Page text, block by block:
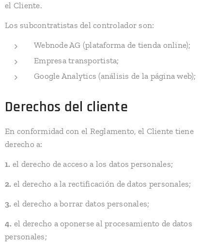
el Cliente.
Los subcontratistas del controlador son:
Webnode AG (plataforma de tienda online);
Empresa transportista;
Google Analytics (análisis de la página web);
Derechos del cliente
En conformidad con el Reglamento, el Cliente tiene
derecho a:
1. el derecho de acceso a los datos personales;
2. el derecho a la rectificación de datos personales;
3. el derecho a borrar datos personales;
4. el derecho a oponerse al procesamiento de datos
personales;